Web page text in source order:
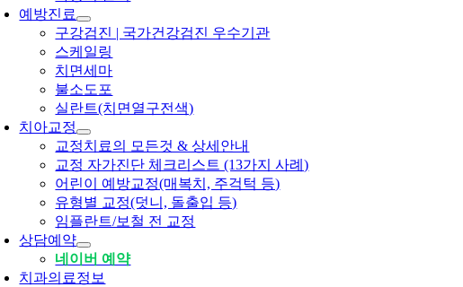
예방진료
구강검진 | 국가건강검진 우수기관
스케일링
치면세마
불소도포
실란트(치면열구전색)
치아교정
교정치료의 모든것 & 상세안내
교정 자가진단 체크리스트 (13가지 사례)
어린이 예방교정(매복치, 주걱턱 등)
유형별 교정(덧니, 돌출입 등)
임플란트/보철 전 교정
상담예약
네이버 예약
치과의료정보